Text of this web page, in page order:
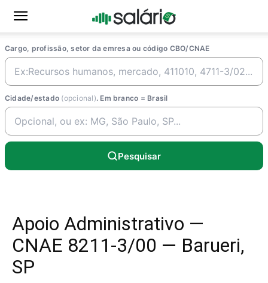
Cargo, profissão, setor da emresa ou código CBO/CNAE
Cidade/estado (opcional). Em branco = Brasil
Pesquisar
Apoio Administrativo —
CNAE 8211-3/00 — Barueri,
SP